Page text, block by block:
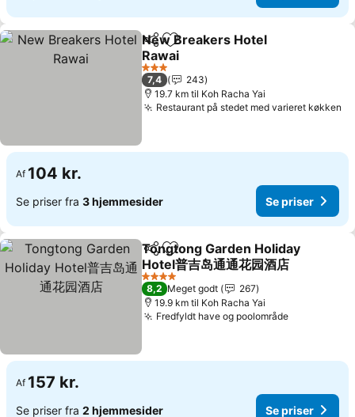
Del Føj til favoritter
New Breakers Hotel
Rawai
3 Stjerner
7,4
243
19.7 km til Koh Racha Yai
Restaurant på stedet med varieret køkken
Af 104 kr.
Se priser fra 3 hjemmesider Se priser
Del Føj til favoritter
Tongtong Garden Holiday
Hotel普吉岛通通花园酒店
4 Stjerner
8,2 Meget godt
267
19.9 km til Koh Racha Yai
Fredfyldt have og poolområde
Af 157 kr.
Se priser fra 2 hjemmesider Se priser